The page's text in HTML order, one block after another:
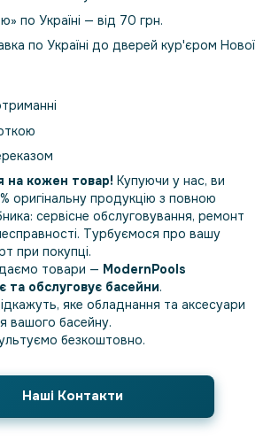
по Україні — від 70 грн.
по Україні до дверей кур'єром Нової
на кожен товар! Купуючи у нас, ви
оригінальну продукцію з повною
сервісне обслуговування, ремонт
Турбуємося про вашу
при покупці.
товари — ModernPools
та обслуговує басейни.
яке обладнання та аксесуари
вашого басейну.
безкоштовно.
Наші Контакти